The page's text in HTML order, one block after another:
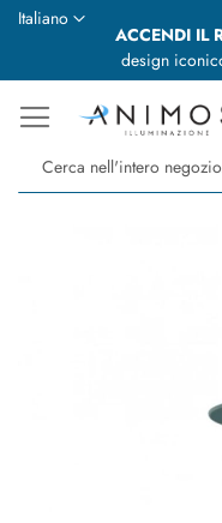
ACCENDI IL
design
Lingua
Italiano